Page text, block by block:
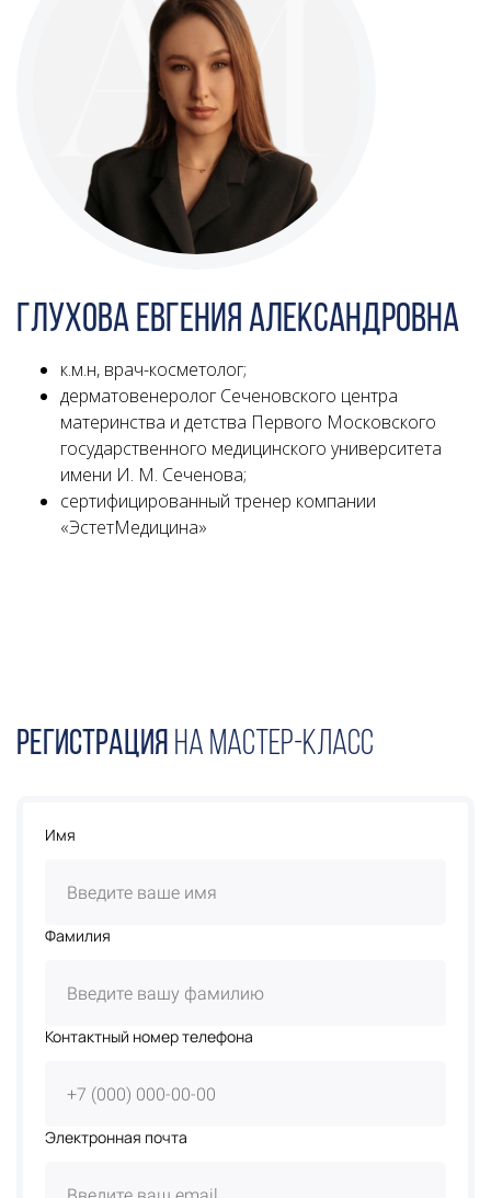
Глухова Евгения Александровна
к.м.н, врач-косметолог;
дерматовенеролог Сеченовского центра
материнства и детства Первого Московского
государственного медицинского университета
имени И. М. Сеченова;
сертифицированный тренер компании
«ЭстетМедицина»
Регистрация на мастер-класс
Имя
Фамилия
Контактный номер телефона
Электронная почта